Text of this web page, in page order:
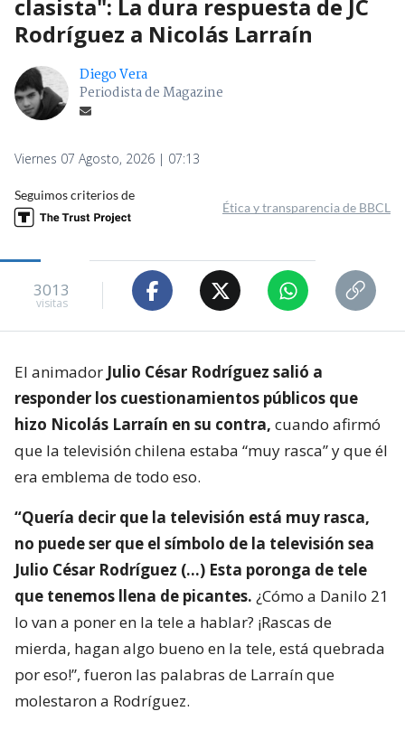
clasista": La dura respuesta de JC
Rodríguez a Nicolás Larraín
Diego Vera
Periodista de Magazine
Viernes 07 Agosto, 2026 | 07:13
Seguimos criterios de
Ética y transparencia de BBCL
3013
visitas
El animador Julio César Rodríguez salió a
responder los cuestionamientos públicos que
hizo Nicolás Larraín en su contra, cuando afirmó
que la televisión chilena estaba “muy rasca” y que él
era emblema de todo eso.
“Quería decir que la televisión está muy rasca,
no puede ser que el símbolo de la televisión sea
Julio César Rodríguez (…) Esta poronga de tele
que tenemos llena de picantes. ¿Cómo a Danilo 21
lo van a poner en la tele a hablar? ¡Rascas de
mierda, hagan algo bueno en la tele, está quebrada
por eso!”, fueron las palabras de Larraín que
molestaron a Rodríguez.